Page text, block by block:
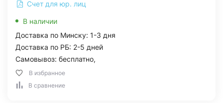
Счет для юр. лиц
В наличии
Доставка по Минску: 1-3 дня
Доставка по РБ: 2-5 дней
Самовывоз: бесплатно,
В избранное
В сравнение